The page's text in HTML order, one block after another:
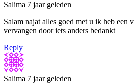
Salima 7 jaar geleden
Salam najat alles goed met u ik heb een
vervangen door iets anders bedankt
Reply
Salima 7 jaar geleden